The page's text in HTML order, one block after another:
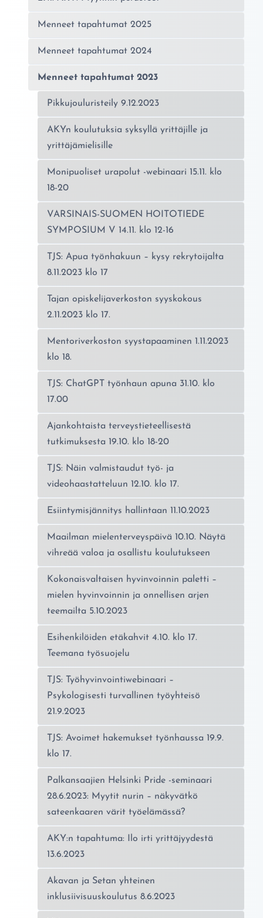
Menneet tapahtumat 2025
Menneet tapahtumat 2024
Menneet tapahtumat 2023
Pikkujouluristeily 9.12.2023
AKYn koulutuksia syksyllä yrittäjille ja
yrittäjämielisille
Monipuoliset urapolut -webinaari 15.11. klo
18-20
VARSINAIS-SUOMEN HOITOTIEDE
SYMPOSIUM V 14.11. klo 12-16
TJS: Apua työnhakuun – kysy rekrytoijalta
8.11.2023 klo 17
Tajan opiskelijaverkoston syyskokous
2.11.2023 klo 17.
Mentoriverkoston syystapaaminen 1.11.2023
klo 18.
TJS: ChatGPT työnhaun apuna 31.10. klo
17.00
Ajankohtaista terveystieteellisestä
tutkimuksesta 19.10. klo 18-20
TJS: Näin valmistaudut työ- ja
videohaastatteluun 12.10. klo 17.
Esiintymisjännitys hallintaan 11.10.2023
Maailman mielenterveyspäivä 10.10. Näytä
vihreää valoa ja osallistu koulutukseen
Kokonaisvaltaisen hyvinvoinnin paletti –
mielen hyvinvoinnin ja onnellisen arjen
teemailta 5.10.2023
Esihenkilöiden etäkahvit 4.10. klo 17.
Teemana työsuojelu
TJS: Työhyvinvointiwebinaari –
Psykologisesti turvallinen työyhteisö
21.9.2023
TJS: Avoimet hakemukset työnhaussa 19.9.
klo 17.
Palkansaajien Helsinki Pride -seminaari
28.6.2023: Myytit nurin – näkyvätkö
sateenkaaren värit työelämässä?
AKY:n tapahtuma: Ilo irti yrittäjyydestä
13.6.2023
Akavan ja Setan yhteinen
inklusiivisuuskoulutus 8.6.2023